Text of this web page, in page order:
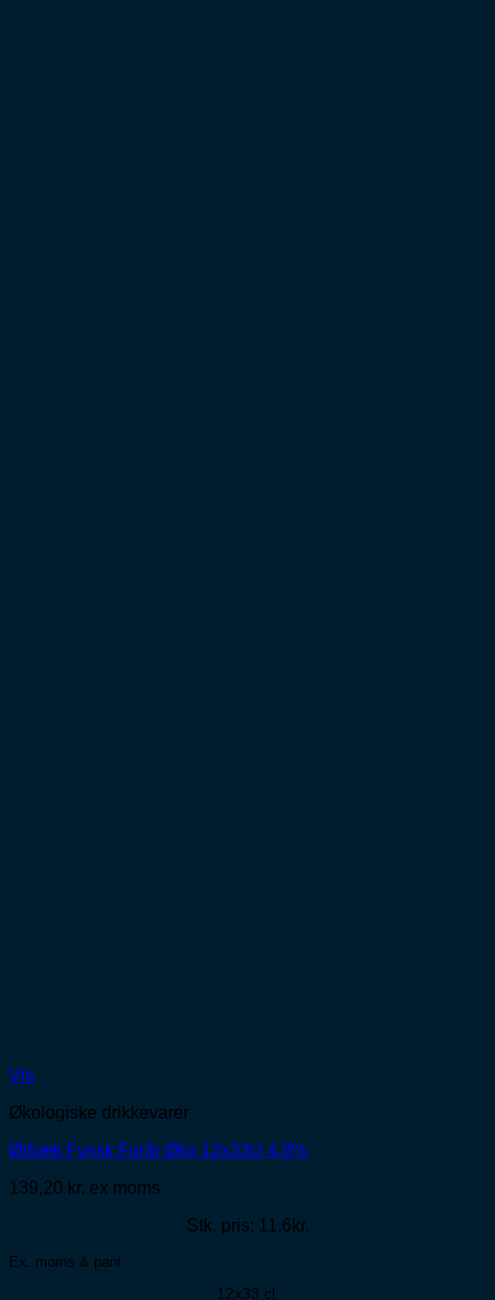
Vis
Økologiske drikkevarer
Ørbæk Fynsk Forår Øko 12x33cl 4,8%
139,20 kr. ex moms
Stk. pris: 11,6kr.
Ex. moms & pant
12x33 cl.